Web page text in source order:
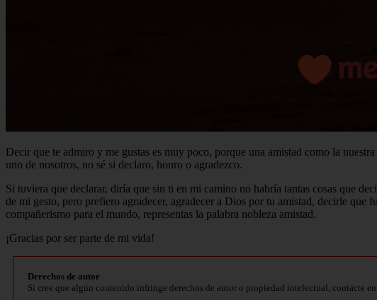
Decir que te admiro y me gustas es muy poco, porque una amistad como la
uno de nosotros, no sé si declaro, honro o agradezco.
Si tuviera que declarar, diría que sin ti en mi camino no habría tantas cosas que
de mi gesto, pero prefiero agradecer, agradecer a Dios por tu amistad, decirle
compañerismo para el mundo, representas la palabra nobleza amistad.
¡Gracias por ser parte de mi vida!
Derechos de autor
Si cree que algún contenido infringe derechos de autor o propiedad intelectual, contacte en